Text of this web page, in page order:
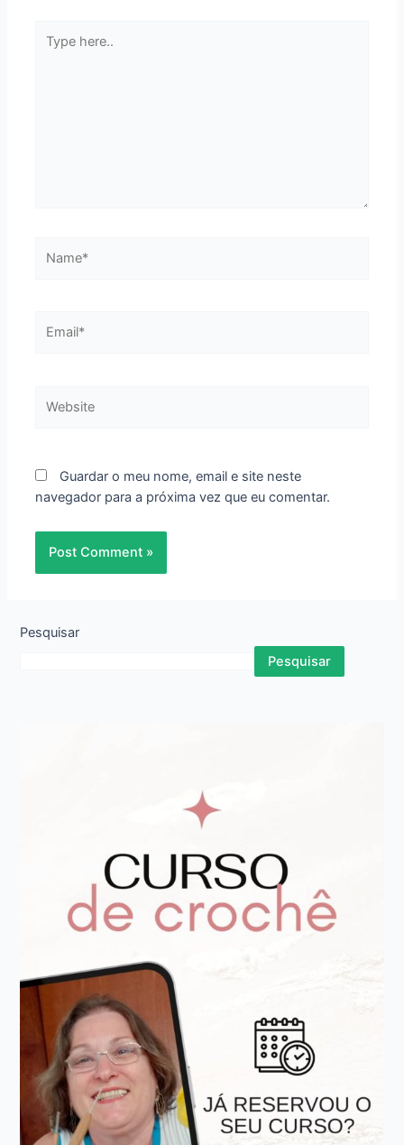
here..
Guardar o meu nome, email e site neste
navegador para a próxima vez que eu comentar.
Pesquisar
Pesquisar